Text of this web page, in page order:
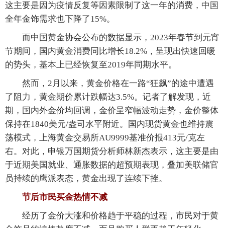
这主要是因为疫情反复等因素限制了这一年的消费，中国
全年金饰需求也下降了15%。
而中国黄金协会公布的数据显示，2023年春节到元宵
节期间，国内黄金消费同比增长18.2%，呈现出快速回暖
的势头，基本上已经恢复至2019年同期水平。
然而，2月以来，黄金价格在一路“狂飙”的途中遭遇
了阻力，黄金期价累计跌幅达3.5%。记者了解发现，近
期，国内外金价均回调，金价呈窄幅波动走势，金价整体
保持在1840美元/盎司水平附近。国内现货黄金也维持震
荡模式，上海黄金交易所AU9999基准价报413元/克左
右。对此，申银万国期货分析师林新杰表示，这主要是由
于近期美国就业、通胀数据的超预期表现，叠加美联储官
员持续的鹰派表态，黄金出现了连续下挫。
节后市民买金热情不减
经历了金价大涨和价格趋于平稳的过程，市民对于黄